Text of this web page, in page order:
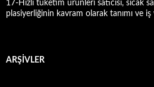
17-Hızlı tüketim ürünleri satıcısı, sıcak
plasiyerliğinin kavram olarak tanımı ve iş
ARŞIVLER